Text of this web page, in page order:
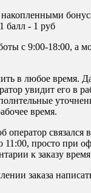
накопленными
балл - 1 руб
с 9:00-18:00, а
в любое время.
увидит его в
время.
оператор связался
11:00, просто при
к заказу время
заказа